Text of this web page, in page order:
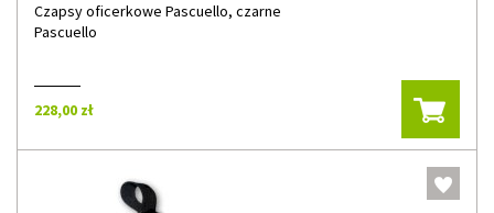
Czapsy oficerkowe Pascuello, czarne
Pascuello
228,00 zł